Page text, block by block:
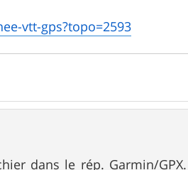
vtt-gps?topo=2593
dans le rép. Garmin/